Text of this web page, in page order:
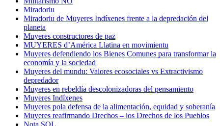
Miradoriu
Miradoriu de Muyeres Indíxenes frente a la depredación del
planeta
Muyeres constructores de paz
MUYERES d’América Llatina en movimientu
Muyeres defendiendo los Bienes Comunes para transformar la
economía y la sociedad
Muyeres del mundu: Valores ecosociales vs Extractivismo
depredador
Muyeres en rebeldía descolonizadoras del pensamiento
Muyeres Indíxenes
Muyeres pola defensa de la alimentación, equidad y soberanía
Muyeres reafirmando Drechos – los Drechos de los Pueblos
Nota SOL